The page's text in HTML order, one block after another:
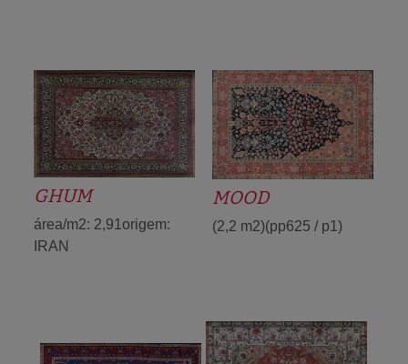
GHUM
área/m2: 2,91origem:
IRAN
MOOD
(2,2 m2)(pp625 / p1)